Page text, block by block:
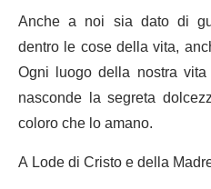
Anche a noi sia dato di
dentro le cose della vita,
Ogni luogo della nostra
nasconde la segreta
coloro che lo amano.
A Lode di Cristo e della